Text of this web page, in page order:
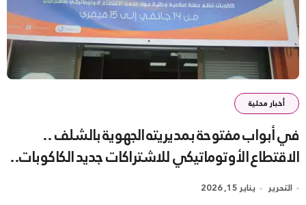
أخبار محلية
في أبواب مفتوحة بمديريته الجهوية بالشلف ..
الاقتطاع الأوتوماتيكي للاشتراكات جديد الكاكوبات..
التحرير يناير 15, 2026